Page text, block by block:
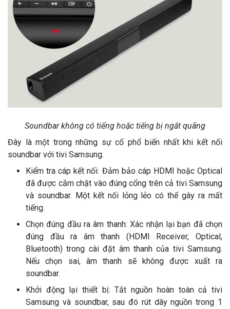
Soundbar không có tiếng hoặc tiếng bị ngắt quãng
Đây là một trong những sự cố phổ biến nhất khi kết nối
soundbar với tivi Samsung.
Kiểm tra cáp kết nối: Đảm bảo cáp HDMI hoặc Optical
đã được cắm chặt vào đúng cổng trên cả tivi Samsung
và soundbar. Một kết nối lỏng lẻo có thể gây ra mất
tiếng.
Chọn đúng đầu ra âm thanh: Xác nhận lại bạn đã chọn
đúng đầu ra âm thanh (HDMI Receiver, Optical,
Bluetooth) trong cài đặt âm thanh của tivi Samsung.
Nếu chọn sai, âm thanh sẽ không được xuất ra
soundbar.
Khởi động lại thiết bị: Tắt nguồn hoàn toàn cả tivi
Samsung và soundbar, sau đó rút dây nguồn trong 1